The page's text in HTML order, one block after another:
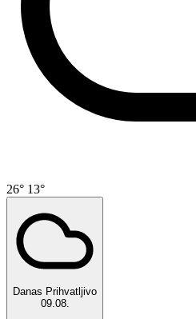
26° 13°
Danas Prihvatljivo
09.08.